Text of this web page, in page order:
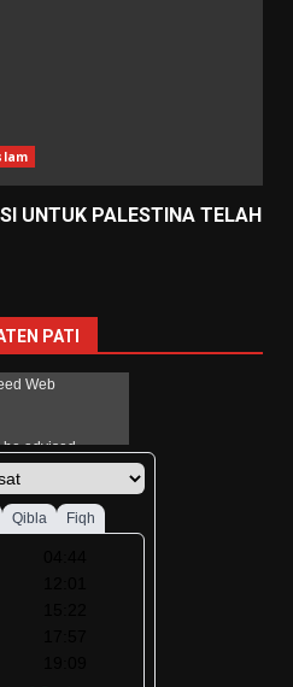
UNTUK PALESTINA TELAH
PATI